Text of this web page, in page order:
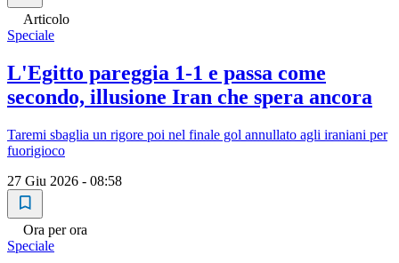
Articolo
Speciale
L'Egitto pareggia 1-1 e passa come
secondo, illusione Iran che spera ancora
Taremi sbaglia un rigore poi nel finale gol annullato agli iraniani per
fuorigioco
27 Giu 2026 - 08:58
Ora per ora
Speciale